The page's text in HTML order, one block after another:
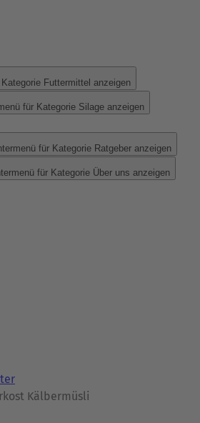
Futtermittel anzeigen
für Kategorie Silage anzeigen
für Kategorie Ratgeber anzeigen
für Kategorie Über uns anzeigen
Kälbermüsli